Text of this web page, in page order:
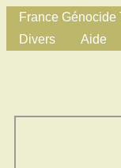
France Génocide
Divers
Aide